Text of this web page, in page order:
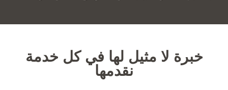
خبرة لا مثيل لها في كل خدمة
نقدمها